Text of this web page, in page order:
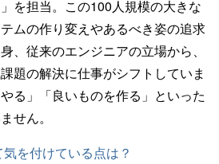
を担当。この100人規模の大きな
ムの作り変えやあるべき姿の追求
、従来のエンジニアの立場から、
題の解決に仕事がシフトしていま
る」「良いものを作る」といった
せん。
を付けている点は？